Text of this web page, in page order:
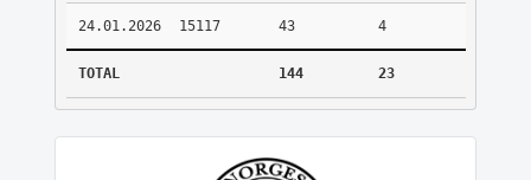
24.01.2026 15117 43 4
TOTAL 144 23